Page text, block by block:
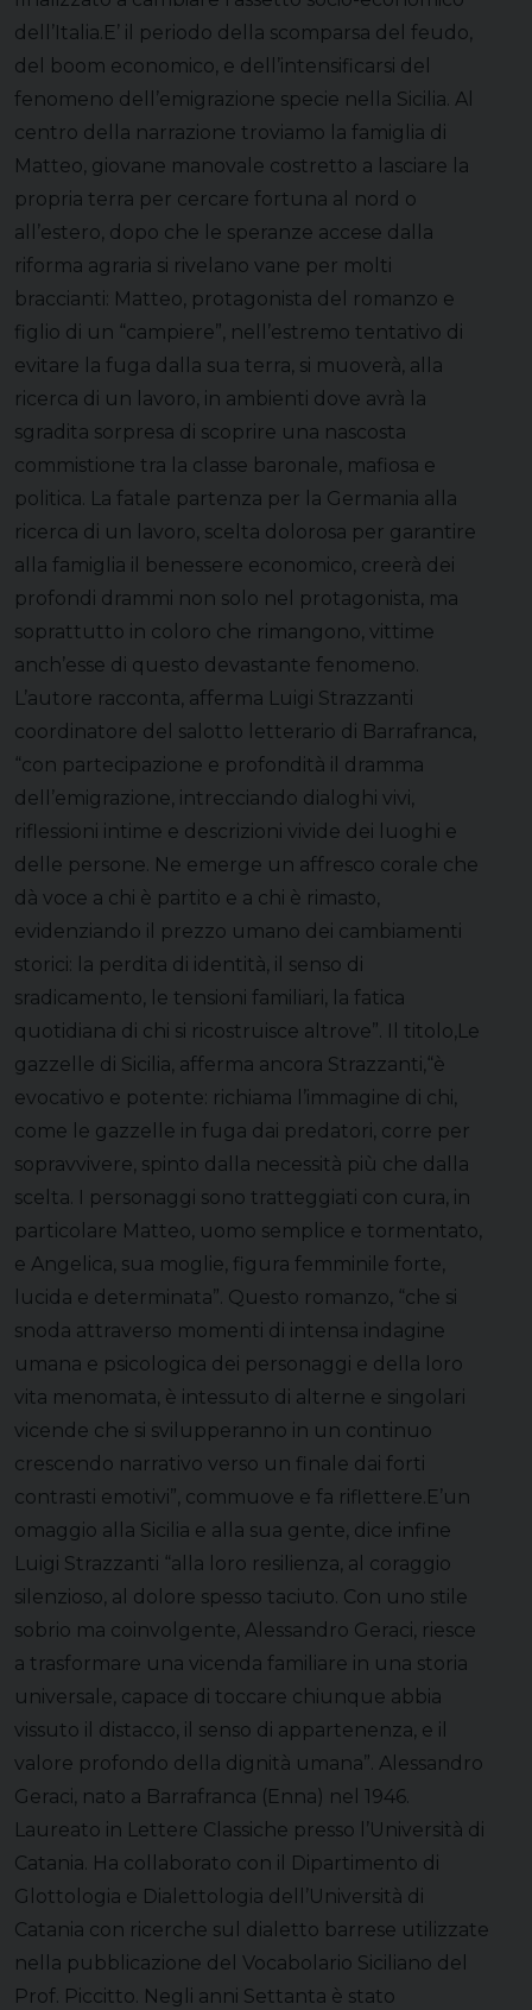
dell’Italia.E’ il periodo della scomparsa del feudo,
del boom economico, e dell’intensificarsi del
fenomeno dell’emigrazione specie nella Sicilia. Al
centro della narrazione troviamo la famiglia di
Matteo, giovane manovale costretto a lasciare la
propria terra per cercare fortuna al nord o
all’estero, dopo che le speranze accese dalla
riforma agraria si rivelano vane per molti
braccianti: Matteo, protagonista del romanzo e
figlio di un “campiere”, nell’estremo tentativo di
evitare la fuga dalla sua terra, si muoverà, alla
ricerca di un lavoro, in ambienti dove avrà la
sgradita sorpresa di scoprire una nascosta
commistione tra la classe baronale, mafiosa e
politica. La fatale partenza per la Germania alla
ricerca di un lavoro, scelta dolorosa per garantire
alla famiglia il benessere economico, creerà dei
profondi drammi non solo nel protagonista, ma
soprattutto in coloro che rimangono, vittime
anch’esse di questo devastante fenomeno.
L’autore racconta, afferma Luigi Strazzanti
coordinatore del salotto letterario di Barrafranca,
“con partecipazione e profondità il dramma
dell’emigrazione, intrecciando dialoghi vivi,
riflessioni intime e descrizioni vivide dei luoghi e
delle persone. Ne emerge un affresco corale che
dà voce a chi è partito e a chi è rimasto,
evidenziando il prezzo umano dei cambiamenti
storici: la perdita di identità, il senso di
sradicamento, le tensioni familiari, la fatica
quotidiana di chi si ricostruisce altrove”. Il titolo,Le
gazzelle di Sicilia, afferma ancora Strazzanti,“è
evocativo e potente: richiama l’immagine di chi,
come le gazzelle in fuga dai predatori, corre per
sopravvivere, spinto dalla necessità più che dalla
scelta. I personaggi sono tratteggiati con cura, in
particolare Matteo, uomo semplice e tormentato,
e Angelica, sua moglie, figura femminile forte,
lucida e determinata”. Questo romanzo, “che si
snoda attraverso momenti di intensa indagine
umana e psicologica dei personaggi e della loro
vita menomata, è intessuto di alterne e singolari
vicende che si svilupperanno in un continuo
crescendo narrativo verso un finale dai forti
contrasti emotivi”, commuove e fa riflettere.E’un
omaggio alla Sicilia e alla sua gente, dice infine
Luigi Strazzanti “alla loro resilienza, al coraggio
silenzioso, al dolore spesso taciuto. Con uno stile
sobrio ma coinvolgente, Alessandro Geraci, riesce
a trasformare una vicenda familiare in una storia
universale, capace di toccare chiunque abbia
vissuto il distacco, il senso di appartenenza, e il
valore profondo della dignità umana”. Alessandro
Geraci, nato a Barrafranca (Enna) nel 1946.
Laureato in Lettere Classiche presso l’Università di
Catania. Ha collaborato con il Dipartimento di
Glottologia e Dialettologia dell’Università di
Catania con ricerche sul dialetto barrese utilizzate
nella pubblicazione del Vocabolario Siciliano del
Prof. Piccitto. Negli anni Settanta è stato